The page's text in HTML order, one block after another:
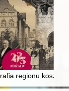
Powstania
regionu